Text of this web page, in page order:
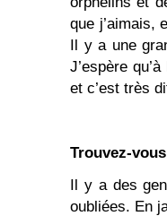
que j’aimais,
Il y a une
J’espère
et c’est très
Trouvez-
Il y a des
oubliées. En